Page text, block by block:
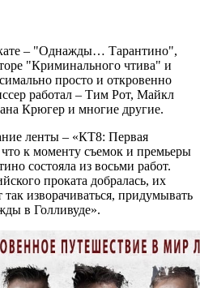
– "Однажды… Тарантино",
"Криминального чтива" и
просто и откровенно
работал – Тим Рот, Майкл
Крюгер и многие другие.
ленты – «КТ8: Первая
что к моменту съемок и премьеры
состояла из восьми работ.
проката добралась, их
изворачиваться, придумывать
в Голливуде».